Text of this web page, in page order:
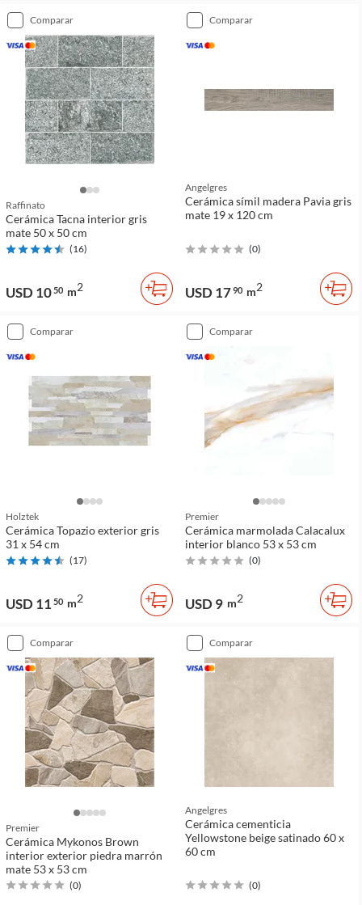
comparar
Raffinato
Cerámica Tacna interior gris
mate 50 x 50 cm
(16)
USD 1050 m2
comparar
Angelgres
Cerámica símil madera Pavia gris
mate 19 x 120 cm
(0)
USD 1790 m2
comparar
Holztek
Cerámica Topazio exterior gris
31 x 54 cm
(17)
USD 11 50 m2
comparar
Premier
Cerámica marmolada Calacalux
interior blanco 53 x 53 cm
(0)
USD 9 m2
comparar
Premier
Cerámica Mykonos Brown
interior exterior piedra marrón
mate 53 x 53 cm
(0)
comparar
Angelgres
Cerámica cementicia
Yellowstone beige satinado 60 x
60 cm
(0)